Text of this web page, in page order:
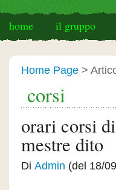
home il gruppo
Home Page >
corsi
orari corsi
mestre dito
Di Admin (del 18/